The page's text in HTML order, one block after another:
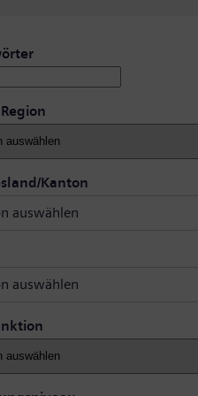
suchen
KantonOption
auswählen
auswählen
auswählen